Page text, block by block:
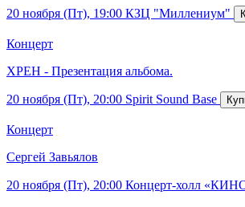
20 ноября (Пт), 19:00 КЗЦ "Миллениум"
Концерт
ХРЕН - Презентация альбома.
20 ноября (Пт), 20:00 Spirit Sound Base
Концерт
Сергей Завьялов
20 ноября (Пт), 20:00 Концерт-холл